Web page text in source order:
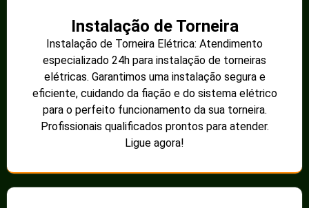
Instalação de Torneira
Instalação de Torneira Elétrica: Atendimento
especializado 24h para instalação de torneiras
elétricas. Garantimos uma instalação segura e
eficiente, cuidando da fiação e do sistema elétrico
para o perfeito funcionamento da sua torneira.
Profissionais qualificados prontos para atender.
Ligue agora!